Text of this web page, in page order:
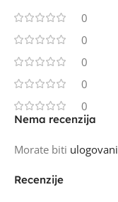
0
0
0
0
0
Recenzije
Nema recenzija
Morate biti ulogovani